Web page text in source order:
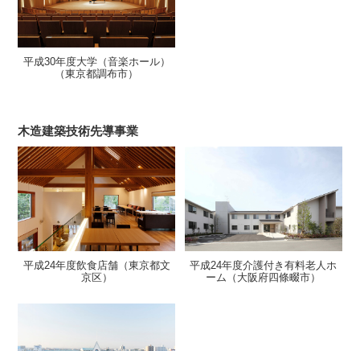
平成30年度大学（音楽ホール）
（東京都調布市）
木造建築技術先導事業
平成24年度飲食店舗（東京都文
京区）
平成24年度介護付き有料老人ホ
ーム（大阪府四條畷市）